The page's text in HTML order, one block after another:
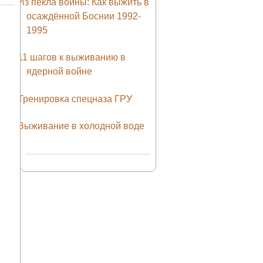
Из пекла войны: Как выжить в
осаждённой Боснии 1992-
1995
11 шагов к выживанию в
ядерной войне
Тренировка спецназа ГРУ
Выживание в холодной воде